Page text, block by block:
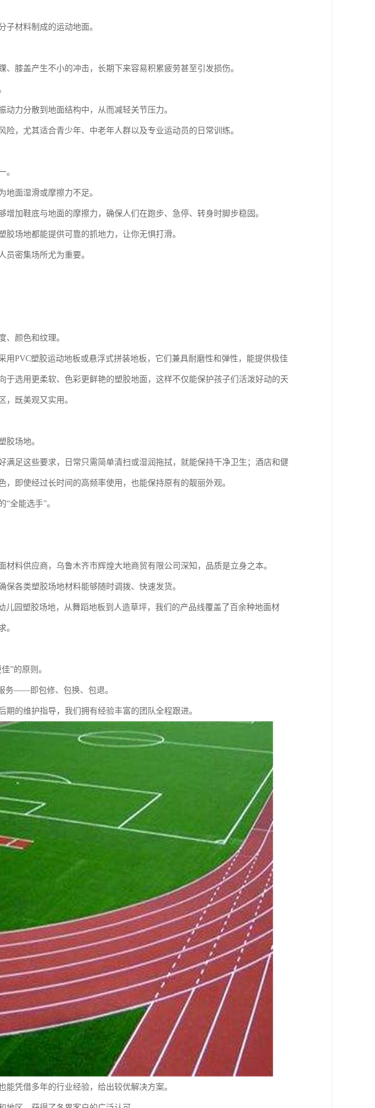
材料制成的运动地面。
膝盖产生不小的冲击，长期下来容易积累疲劳甚至引发损伤。
力分散到地面结构中，从而减轻关节压力。
，尤其适合青少年、中老年人群以及专业运动员的日常训练。
。
面湿滑或摩擦力不足。
加鞋底与地面的摩擦力，确保人们在跑步、急停、转身时脚步稳固。
场地都能提供可靠的抓地力，让你无惧打滑。
员密集场所尤为重要。
、颜色和纹理。
PVC塑胶运动地板或悬浮式拼装地板，它们兼具耐磨性和弹性，能提供极佳
于选用更柔软、色彩更鲜艳的塑胶地面，这样不仅能保护孩子们活泼好动的天
，既美观又实用。
胶场地。
满足这些要求，日常只需简单清扫或湿润拖拭，就能保持干净卫生；酒店和健
即使经过长时间的高频率使用，也能保持原有的靓丽外观。
全能选手”。
料供应商，乌鲁木齐市辉煌大地商贸有限公司深知，品质是立身之本。
各类塑胶场地材料能够随时调拨、快速发货。
儿园塑胶场地，从舞蹈地板到人造草坪，我们的产品线覆盖了百余种地面材
。
”的原则。
务——即包修、包换、包退。
的维护指导，我们拥有经验丰富的团队全程跟进。
凭借多年的行业经验，给出较优解决方案。